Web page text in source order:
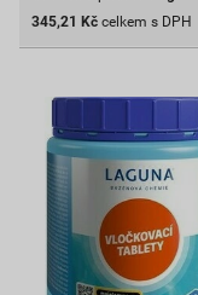
345,21 Kč celkem s DPH